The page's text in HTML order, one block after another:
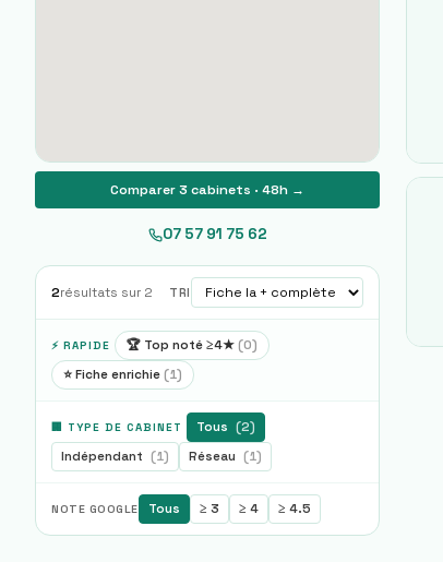
Comparer 3 cabinets · 48h →
07 57 91 75 62
2résultats sur 2 TRI
⚡ RAPIDE 🏆 Top noté ≥4★ (0)
⭐ Fiche enrichie (1)
🏢 TYPE DE CABINET Tous (2)
Indépendant (1) Réseau (1)
NOTE GOOGLE Tous ≥ 3 ≥ 4 ≥ 4.5